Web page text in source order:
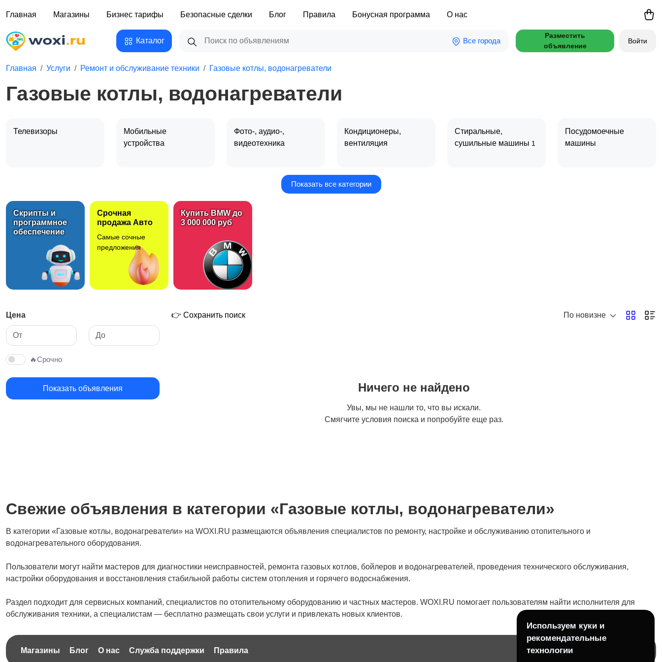
Главная Магазины Бизнес тарифы Безопасные сделки Блог Правила Бонусная программа О нас
Каталог Все города
Разместить
объявление
Войти
Главная Услуги Ремонт и обслуживание техники Газовые котлы, водонагреватели
Газовые котлы, водонагреватели
Телевизоры
Мобильные
устройства
Фото-, аудио-,
видеотехника
Кондиционеры,
вентиляция
Стиральные,
сушильные машины 1
Посудомоечные
машины
морозильные камеры
1
духовые шкафы
Газовые котлы,
водонагреватели
Кофемашины
Показать все категории
Скрипты и
программное
обеспечение
Срочная
продажа Авто
Самые сочные
предложения
Купить BMW до
3 000 000 руб
Цена
🔥Срочно
Показать объявления
👉 Сохранить поиск По новизне
Ничего не найдено
Увы, мы не нашли то, что вы искали.
Смягчите условия поиска и попробуйте еще раз.
Свежие объявления в категории «Газовые котлы, водонагреватели»
В категории «Газовые котлы, водонагреватели» на WOXI.RU размещаются объявления специалистов по ремонту, настройке и обслуживанию отопительного и
водонагревательного оборудования.
Пользователи могут найти мастеров для диагностики неисправностей, ремонта газовых котлов, бойлеров и водонагревателей, проведения технического обслуживания,
настройки оборудования и восстановления стабильной работы систем отопления и горячего водоснабжения.
Раздел подходит для сервисных компаний, специалистов по отопительному оборудованию и частных мастеров. WOXI.RU помогает пользователям найти исполнителя для
обслуживания техники, а специалистам — бесплатно размещать свои услуги и привлекать новых клиентов.
Магазины Блог О нас Служба поддержки Правила
Используем куки и
рекомендательные
технологии